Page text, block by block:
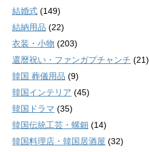
結婚式 (149)
結納用品 (22)
衣装・小物 (203)
還暦祝い・ファンガプチャンチ (21)
韓国 葬儀用品 (9)
韓国インテリア (45)
韓国ドラマ (35)
韓国伝統工芸・螺鈿 (14)
韓国料理店・韓国居酒屋 (32)